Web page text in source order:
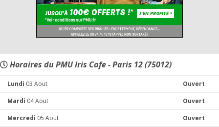
Horaires du PMU Iris Cafe - Paris 12 (75012)
Lundi 03 Aout Ouvert
Mardi 04 Aout Ouvert
Mercredi 05 Aout Ouvert